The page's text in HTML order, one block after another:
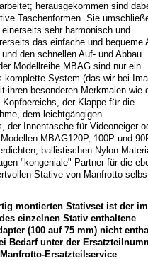
herausgekommen sind
Taschenformen. Sie
sehr harmonisch und
das einfache und bequeme
den schnellen Auf- und Abbau.
Modellreihe MBAG sind nur ein
komplette System (das wir bei
ihren besonderen Merkmalen wie
Kopfbereichs, der Klappe für die
dem leichtgängigen
der Innentasche für Videoneiger
MBAG120P, 100P und
ballistischen Nylon-
"kongeniale" Partner für die
Stative von Manfrotto
montierten Stativset ist der im
einzelnen Stativ enthaltene
(100 auf 75 mm) nicht
Bedarf unter der
Ersatzteilservice